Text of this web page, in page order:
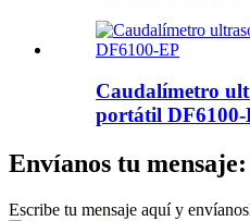
Caudalímetro
portátil DF6100-
Envíanos tu mensaje:
Escribe tu mensaje aquí y